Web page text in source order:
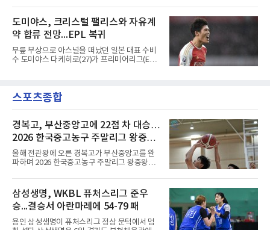
으로 골대 오른쪽 하단을 찔러 균형을 맞췄다.승
부는 승부차기로 갈렸다. LAFC는
임을 발표했다. 그는 스페인 라망가에서 진행 중
인 프리시즌 캠프에 곧바로 합류했다. 구단은 유
럽 축구계에서 가장 촉망받는 젊은 감독을 데려
왔다고 밝혔다.이력은 이른 나이에 쌓였다. 서른
셋이던 2021년 오스트리아 레드불 잘츠부르크
사령탑에 올라 첫 시즌 리그와 컵대회를 동시에
제패했고, 구단 역사상 처음으로 팀을 유럽축구
다. 2023년 사우디아라비아 알아흘리로 옮겨
2024-2025시즌과 2025-2026시즌
도미야스, 크리스털 팰리스와 자유계
약 합류 전망...EPL 복귀
무릎 부상으로 아스널을 떠났던 일본 대표 수비
수 도미야스 다케히로(27)가 프리미어리그(EPL)
큰 틀의 계약 조건은 이미 합의됐고 구단은 개막
을 앞두고 영입 절차를 서두르고 있다.그의 최근
지난 시즌 아스널과 상호 합의로 계약을 해지했
고, 네덜란드 아약스에서 시즌 막판 8경기를 소
화했다. 이후 일본 대표로 월드컵에 나서 선발 2
경기를 포함해 3경기를 뛰며 감각을 끌어올렸
다.구단의 판단은 신중했다. 크리스털 팰리스는
기량을 확신하면서도 부상
스포츠종합
경복고, 부산중앙고에 22점 차 대승…
2026 한국중고농구 주말리그 왕중왕
전 첫 승 신고
올해 전관왕에 오른 경복고가 부산중앙고를 완
파하며 2026 한국중고농구 주말리그 왕중왕전
해남 우슬체육관에서 열린 대회 남고부 예선리
그 H조 1차전에서 부산중앙고를 98-76으로 제
압했다. 박지오가 26점, 김호원이 22점, 정우진
이 19점을 올리는 등 삼각편대의 고른 활약이 승
리를 이끌었다.경복고는 경기 초반부터 박지오
와 김호원의 내·외곽포가 고르게 터지며 주도권
삼성생명, WKBL 퓨처스리그 준우
승...결승서 아란마레에 54-79 패
용인 삼성생명이 퓨처스리그 정상 문턱에서 멈